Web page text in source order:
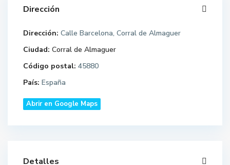
Dirección
Dirección: Calle Barcelona, Corral de Almaguer
Ciudad: Corral de Almaguer
Código postal: 45880
País: España
Abrir en Google Maps
Detalles